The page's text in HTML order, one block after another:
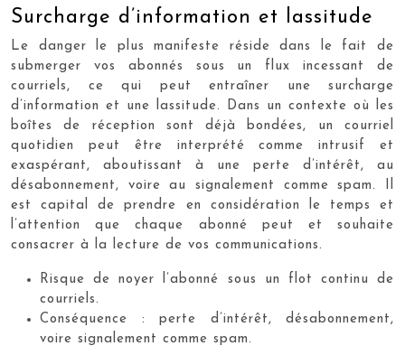
Surcharge d’information et lassitude
Le danger le plus manifeste réside dans le fait de
submerger vos abonnés sous un flux incessant de
courriels, ce qui peut entraîner une surcharge
d’information et une lassitude. Dans un contexte où les
boîtes de réception sont déjà bondées, un courriel
quotidien peut être interprété comme intrusif et
exaspérant, aboutissant à une perte d’intérêt, au
désabonnement, voire au signalement comme spam. Il
est capital de prendre en considération le temps et
l’attention que chaque abonné peut et souhaite
consacrer à la lecture de vos communications.
Risque de noyer l’abonné sous un flot continu de
courriels.
Conséquence : perte d’intérêt, désabonnement,
voire signalement comme spam.